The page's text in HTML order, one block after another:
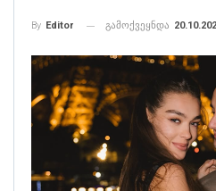
By Editor გამოქვეყნდა